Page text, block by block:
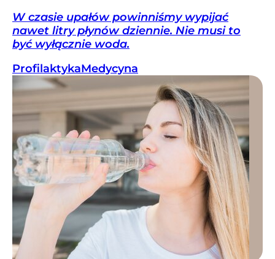
W czasie upałów powinniśmy wypijać
nawet litry płynów dziennie. Nie musi to
być wyłącznie woda.
ProfilaktykaMedycyna